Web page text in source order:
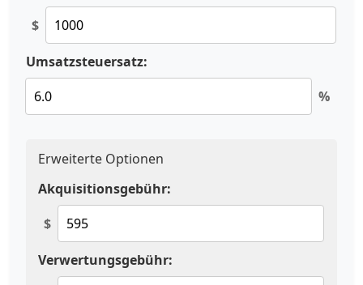
$
Umsatzsteuersatz:
%
Erweiterte Optionen
Akquisitionsgebühr:
$
Verwertungsgebühr: